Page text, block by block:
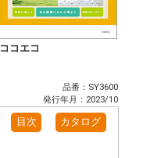
ココエコ
品番：SY3600
発行年月：2023/10
目次 カタログ